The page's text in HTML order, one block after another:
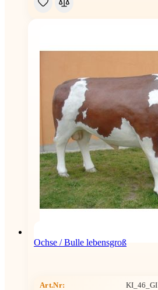
Ochse / Bulle lebensgroß
Art.Nr: KI_46_GI